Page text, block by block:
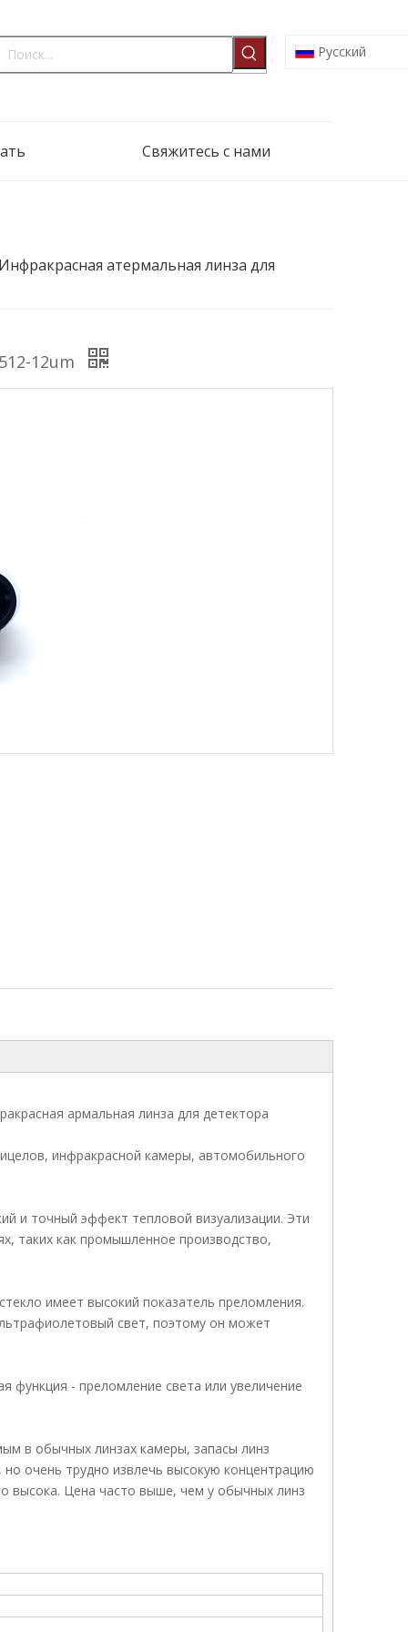
Pусский
Свяжитесь с нами
атермальная линза для
12um
армальная линза для детектора
инфракрасной камеры, автомобильного
и точный эффект тепловой визуализации. Эти
таких как промышленное производство,
имеет высокий показатель преломления.
свет, поэтому он может
функция - преломление света или увеличение
в обычных линзах камеры, запасы линз
очень трудно извлечь высокую концентрацию
высока. Цена часто выше, чем у обычных линз